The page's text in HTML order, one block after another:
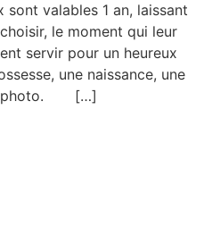
sont valables 1 an, laissant
le moment qui leur
servir pour un heureux
une naissance, une
photo. […]